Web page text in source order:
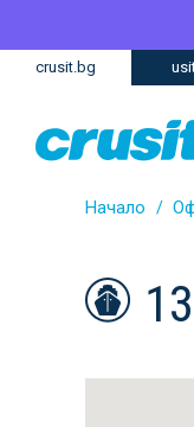
Премини
съдържание
Премини
crusit.bg
Начало